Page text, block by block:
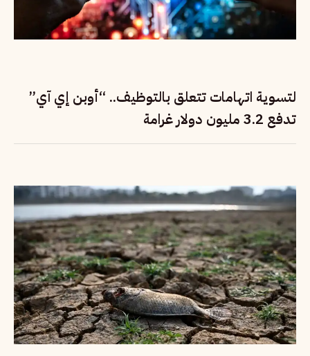
لتسوية اتهامات تتعلق بالتوظيف.. “أوبن إي آي”
تدفع 3.2 مليون دولار غرامة